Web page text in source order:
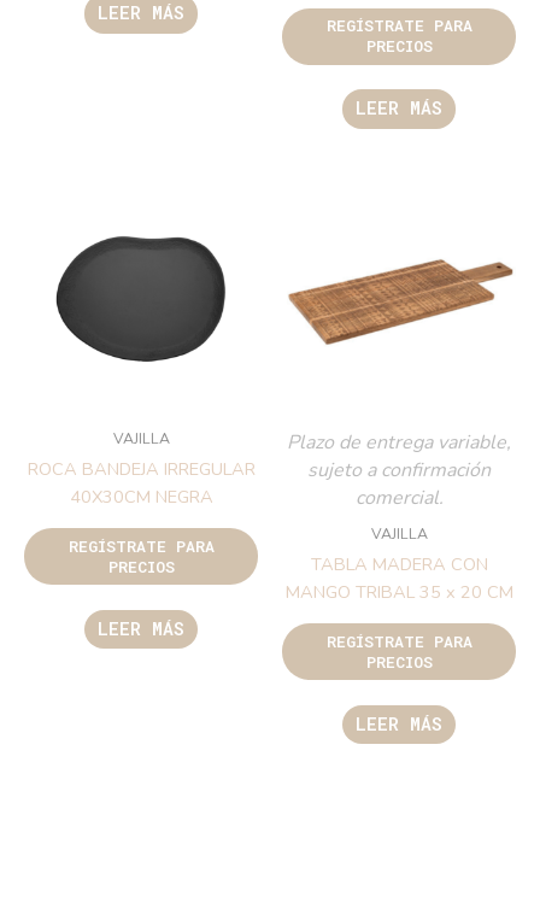
LEER MÁS
REGÍSTRATE PARA
PRECIOS
LEER MÁS
VAJILLA
ROCA BANDEJA IRREGULAR
40X30CM NEGRA
REGÍSTRATE PARA
PRECIOS
LEER MÁS
Plazo de entrega variable,
sujeto a confirmación
comercial.
VAJILLA
TABLA MADERA CON
MANGO TRIBAL 35 x 20 CM
REGÍSTRATE PARA
PRECIOS
LEER MÁS